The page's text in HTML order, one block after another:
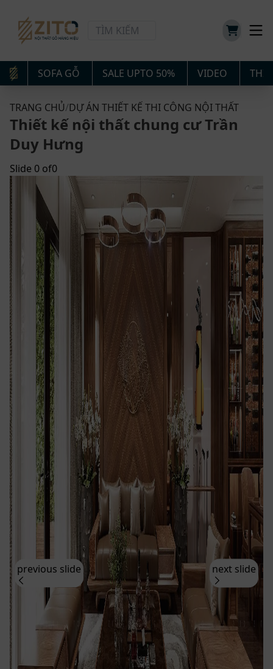
SOFA GỖ SALE UPTO 50% VIDEO
TRANG CHỦ/DỰ ÁN THIẾT KẾ THI CÔNG NỘI THẤT
Thiết kế nội thất chung cư Trần
Duy Hưng
Slide 0 of0
previous slide next slide